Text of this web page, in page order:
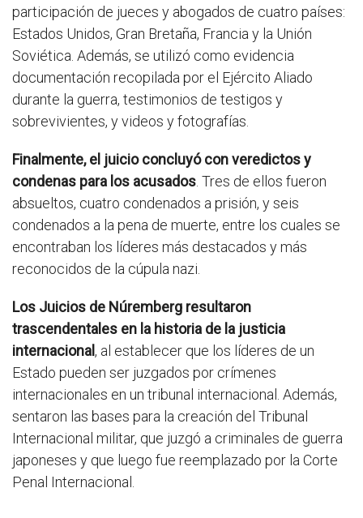
participación de jueces y abogados de cuatro países:
Estados Unidos, Gran Bretaña, Francia y la Unión
Soviética. Además, se utilizó como evidencia
documentación recopilada por el Ejército Aliado
durante la guerra, testimonios de testigos y
sobrevivientes, y videos y fotografías.
Finalmente, el juicio concluyó con veredictos y
condenas para los acusados . Tres de ellos fueron
absueltos, cuatro condenados a prisión, y seis
condenados a la pena de muerte, entre los cuales se
encontraban los líderes más destacados y más
reconocidos de la cúpula nazi.
Los Juicios de Núremberg resultaron
trascendentales en la historia de la justicia
internacional, al establecer que los líderes de un
Estado pueden ser juzgados por crímenes
internacionales en un tribunal internacional. Además,
sentaron las bases para la creación del Tribunal
Internacional militar, que juzgó a criminales de guerra
japoneses y que luego fue reemplazado por la Corte
Penal Internacional.